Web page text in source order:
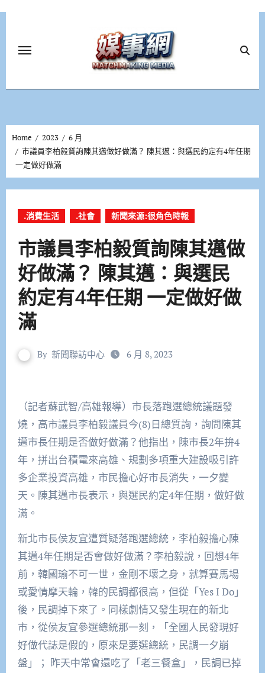
Home 2023
6 月
市議員李柏毅質詢陳其邁做好做滿？ 陳其邁：與選民約定有4年任期
一定做好做滿
.消費生活 .社會 新聞來源:很角色時報
市議員李柏毅質詢陳其邁做
好做滿？ 陳其邁：與選民
約定有4年任期 一定做好做
滿
By 新聞聯訪中心 6 月 8, 2023
（記者蘇武智/高雄報導）市長落跑選總統議題發
燒，高市議員李柏毅議員今(8)日總質詢，詢問陳其
邁市長任期是否做好做滿？他指出，陳市長2年拚4
年，拼出台積電來高雄、規劃多項重大建設吸引許
多企業投資高雄，市民擔心好市長消失，一夕變
天。陳其邁市長表示，與選民約定4年任期，做好做
滿。
新北市長侯友宜遭質疑落跑選總統，李柏毅擔心陳
其邁4年任期是否會做好做滿？李柏毅說，回想4年
前，韓國瑜不可一世，金剛不壞之身，就算賽馬場
或愛情摩天輪，韓的民調都很高，但從「Yes I Do」
後，民調掉下來了。同樣劇情又發生現在的新北
市，從侯友宜參選總統那一刻，「全國人民發現好
好做代誌是假的，原來是要選總統，民調一夕崩
盤」； 昨天中常會還吃了「老三餐盒」，民調已掉